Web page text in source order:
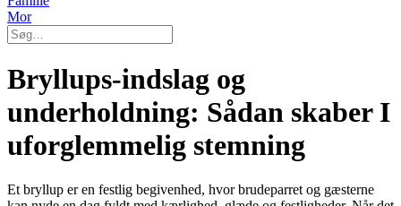
Mor
Bryllups-indslag og
underholdning: Sådan skaber I
uforglemmelig stemning
Et bryllup er en festlig begivenhed, hvor brudeparret og gæsterne